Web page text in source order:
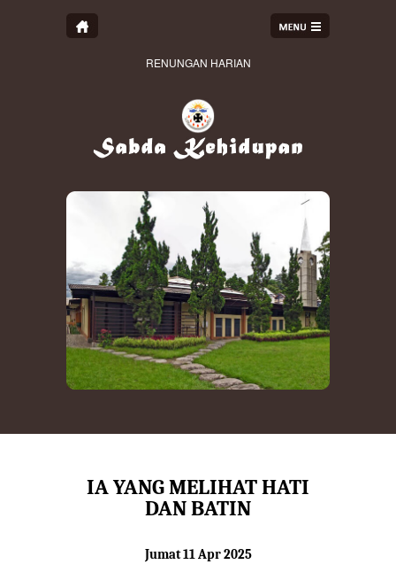
RENUNGAN HARIAN
IA YANG MELIHAT HATI
DAN BATIN
Jumat 11 Apr 2025